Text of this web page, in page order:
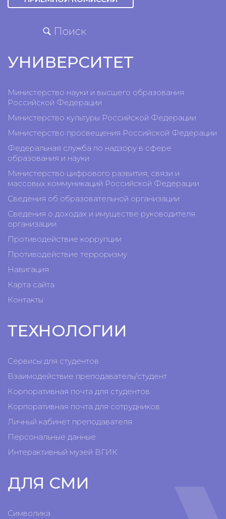
Поиск
УНИВЕРСИТЕТ
Министерство науки и высшего образования
Российской Федерации
Министерство культуры Российской Федерации
Министерство просвещения Российской Федерации
Федеральная служба по надзору в сфере
образования и науки
Министерство цифрового развития, связи и
массовых коммуникаций Российской Федерации
Сведения об образовательной организации
Сведения о доходах и имуществе руководителя
организации
Противодействие коррупции
Противодействие терроризму
Навигация
Карта сайта
Контакты
ТЕХНОЛОГИИ
Сервисы для студентов
Взаимодействие преподаватель/студент
Корпоративная почта для студентов
Корпоративная почта для сотрудников
Личный кабинет преподавателя
Персональные данные
Интерактивный музей ВГИК
ДЛЯ СМИ
Символика